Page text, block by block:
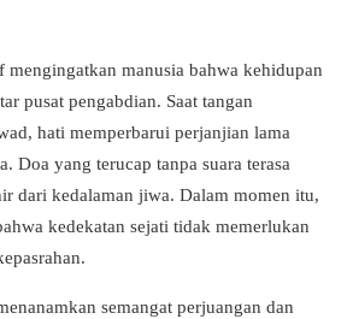
mengingatkan manusia bahwa kehidupan
pusat pengabdian. Saat tangan
hati memperbarui perjanjian lama
Doa yang terucap tanpa suara terasa
dari kedalaman jiwa. Dalam momen itu,
kedekatan sejati tidak memerlukan
semangat perjuangan dan